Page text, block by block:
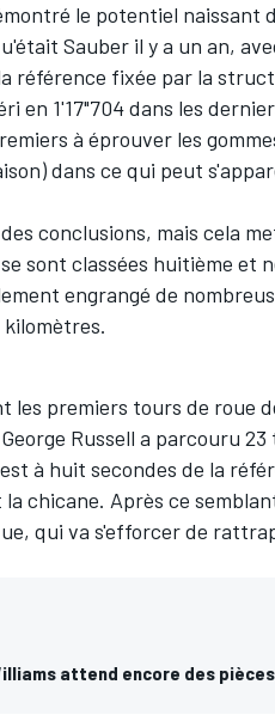
le potentiel naissant
Sauber il y a un an,
référence fixée par la
en 1'17"704 dans les
à éprouver les
dans ce qui peut
conclusions, mais cela
sont classées huitième et
engrangé de
premiers tours de roue
George Russell a parcouru
à huit secondes de la
chicane. Après ce
qui va s'efforcer de
attend encore des pièces